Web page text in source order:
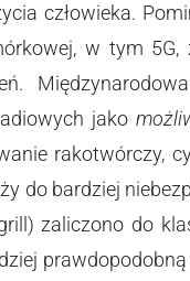
człowieka.
w tym
jako
rakotwórczy,
do bardziej
zaliczono do